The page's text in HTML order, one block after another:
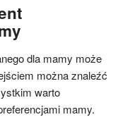
dla mamy może
można znaleźć
warto
mamy.